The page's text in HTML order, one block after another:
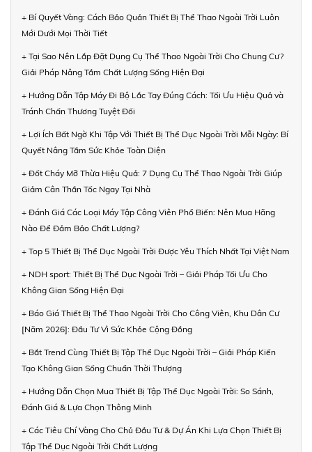
+ Bí Quyết Vàng: Cách Bảo Quản Thiết Bị Thể Thao Ngoài Trời Luôn
Mới Dưới Mọi Thời Tiết
+ Tại Sao Nên Lắp Đặt Dụng Cụ Thể Thao Ngoài Trời Cho Chung Cư?
Giải Pháp Nâng Tầm Chất Lượng Sống Hiện Đại
+ Hướng Dẫn Tập Máy Đi Bộ Lắc Tay Đúng Cách: Tối Ưu Hiệu Quả và
Tránh Chấn Thương Tuyệt Đối
+ Lợi Ích Bất Ngờ Khi Tập Với Thiết Bị Thể Dục Ngoài Trời Mỗi Ngày: Bí
Quyết Nâng Tầm Sức Khỏe Toàn Diện
+ Đốt Cháy Mỡ Thừa Hiệu Quả: 7 Dụng Cụ Thể Thao Ngoài Trời Giúp
Giảm Cân Thần Tốc Ngay Tại Nhà
+ Đánh Giá Các Loại Máy Tập Công Viên Phổ Biến: Nên Mua Hãng
Nào Để Đảm Bảo Chất Lượng?
+ Top 5 Thiết Bị Thể Dục Ngoài Trời Được Yêu Thích Nhất Tại Việt Nam
+ NDH sport: Thiết Bị Thể Dục Ngoài Trời – Giải Pháp Tối Ưu Cho
Không Gian Sống Hiện Đại
+ Báo Giá Thiết Bị Thể Thao Ngoài Trời Cho Công Viên, Khu Dân Cư
[Năm 2026]: Đầu Tư Vì Sức Khỏe Cộng Đồng
+ Bắt Trend Cùng Thiết Bị Tập Thể Dục Ngoài Trời – Giải Pháp Kiến
Tạo Không Gian Sống Chuẩn Thời Thượng
+ Hướng Dẫn Chọn Mua Thiết Bị Tập Thể Dục Ngoài Trời: So Sánh,
Đánh Giá & Lựa Chọn Thông Minh
+ Các Tiêu Chí Vàng Cho Chủ Đầu Tư & Dự Án Khi Lựa Chọn Thiết Bị
Tập Thể Dục Ngoài Trời Chất Lượng